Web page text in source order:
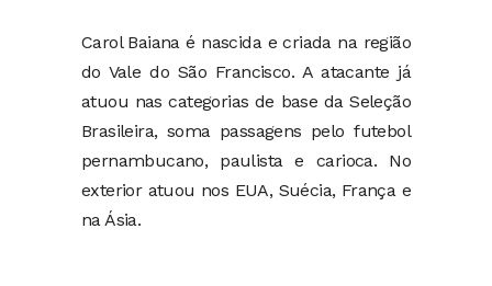
Carol Baiana é nascida e criada na região
do Vale do São Francisco. A atacante já
atuou nas categorias de base da Seleção
Brasileira, soma passagens pelo futebol
pernambucano, paulista e carioca. No
exterior atuou nos EUA, Suécia, França e
na Ásia.